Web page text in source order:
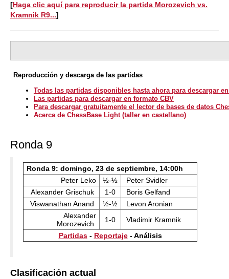
[Haga clic aquí para reproducir la partida Morozevich vs.
Kramnik R9...]
Reproducción y descarga de las partidas
Todas las partidas disponibles hasta ahora para descargar
Las partidas para descargar en formato CBV
Para descargar gratuitamente el lector de bases de datos
Acerca de ChessBase Light (taller en castellano)
Ronda 9
Ronda 9: domingo, 23 de septiembre, 14:00h
Peter Leko
½-½
Peter Svidler
Alexander Grischuk
1-0
Boris Gelfand
Viswanathan Anand
½-½
Levon Aronian
Alexander
Morozevich
1-0
Vladimir Kramnik
Partidas- Reportaje- Análisis
Clasificación actual